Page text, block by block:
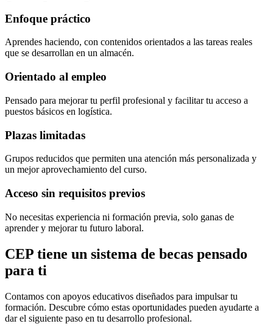
Enfoque práctico
Aprendes haciendo, con contenidos orientados a las tareas reales
que se desarrollan en un almacén.
Orientado al empleo
Pensado para mejorar tu perfil profesional y facilitar tu acceso a
puestos básicos en logística.
Plazas limitadas
Grupos reducidos que permiten una atención más personalizada y
un mejor aprovechamiento del curso.
Acceso sin requisitos previos
No necesitas experiencia ni formación previa, solo ganas de
aprender y mejorar tu futuro laboral.
CEP tiene un sistema de becas pensado
para ti
Contamos con apoyos educativos diseñados para impulsar tu
formación. Descubre cómo estas oportunidades pueden ayudarte a
dar el siguiente paso en tu desarrollo profesional.